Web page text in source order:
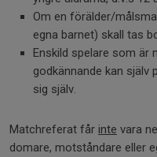
Om en förälder/
egna barnet) skall tas
Enskild spelare som är
godkännande kan
sig själv.
Matchreferat får inte vara
domare, motståndare eller